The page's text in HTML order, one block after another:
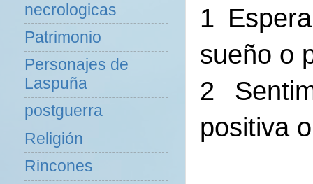
1
sueño o
2
positiva
necrologicas
Patrimonio
Personajes de
Laspuña
postguerra
Religión
Rincones